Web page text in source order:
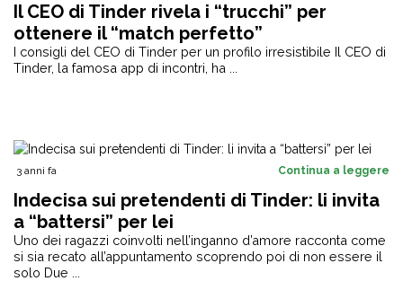
Il CEO di Tinder rivela i “trucchi” per
ottenere il “match perfetto”
I consigli del CEO di Tinder per un profilo irresistibile Il CEO di
Tinder, la famosa app di incontri, ha ...
3 anni fa Continua a leggere
Indecisa sui pretendenti di Tinder: li invita
a “battersi” per lei
Uno dei ragazzi coinvolti nell’inganno d’amore racconta come
si sia recato all’appuntamento scoprendo poi di non essere il
solo Due ...